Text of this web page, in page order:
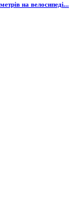
на велосипеді...